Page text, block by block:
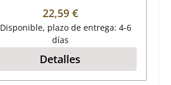
Precio normal:
22,59 €
Disponible, plazo de entrega: 4-6
días
Detalles